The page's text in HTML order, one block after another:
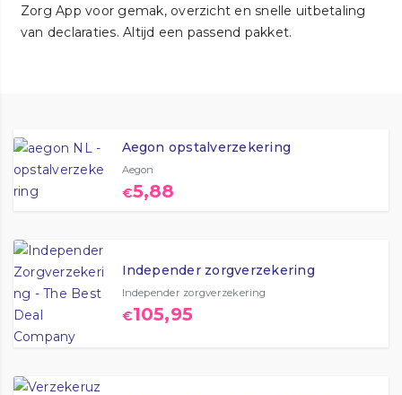
Zorg App voor gemak, overzicht en snelle uitbetaling
van declaraties. Altijd een passend pakket.
Aegon opstalverzekering
Aegon
€5,88
Independer zorgverzekering
Independer zorgverzekering
€105,95